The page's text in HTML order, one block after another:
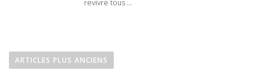
revivre tous …
aARTICLES PLUS ANCIENS